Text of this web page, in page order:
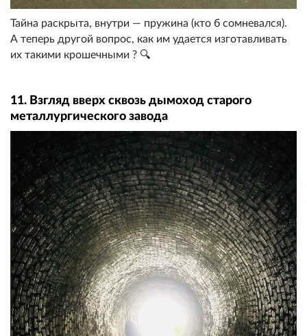
Тайна раскрыта, внутри — пружина (кто б сомневался).
А теперь другой вопрос, как им удается изготавливать
их такими крошечными ? 🔍
11. Взгляд вверх сквозь дымоход старого
металлургического завода